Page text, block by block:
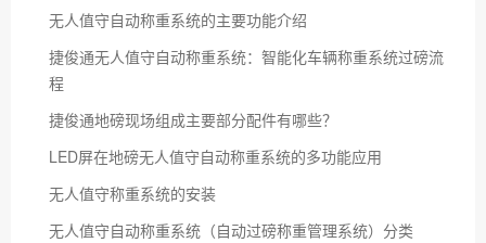
无人值守自动称重系统的主要功能介绍
捷俊通无人值守自动称重系统：智能化车辆称重系统过磅流
程
捷俊通地磅现场组成主要部分配件有哪些？
LED屏在地磅无人值守自动称重系统的多功能应用
无人值守称重系统的安装
无人值守自动称重系统（自动过磅称重管理系统）分类